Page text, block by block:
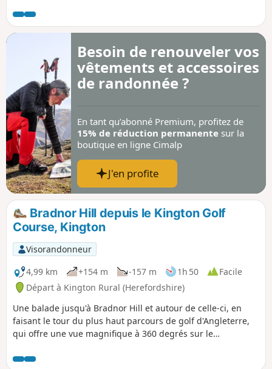
up and descent. This walk crosses and goes close to
Kington Golf Course: be prepared to wait and give way to
Besoin de renouveler vos
vêtements et accessoires
de randonnée ?
En tant qu’abonné Premium, profitez de
15% de réduction permanente sur la
boutique en ligne Cimalp
J'en profite
Bradnor Hill depuis le Kington Golf
Course, Kington
Visorandonneur
4,99 km
+154 m -157 m 1h 50
Facile
Départ à Kington Rural (Herefordshire)
Une balade jusqu'à Bradnor Hill et autour de celle-ci, en
faisant le tour du plus haut parcours de golf d'Angleterre,
qui offre une vue magnifique à 360 degrés sur le
passe à proximité du Kington Golf Course : soyez prêt à